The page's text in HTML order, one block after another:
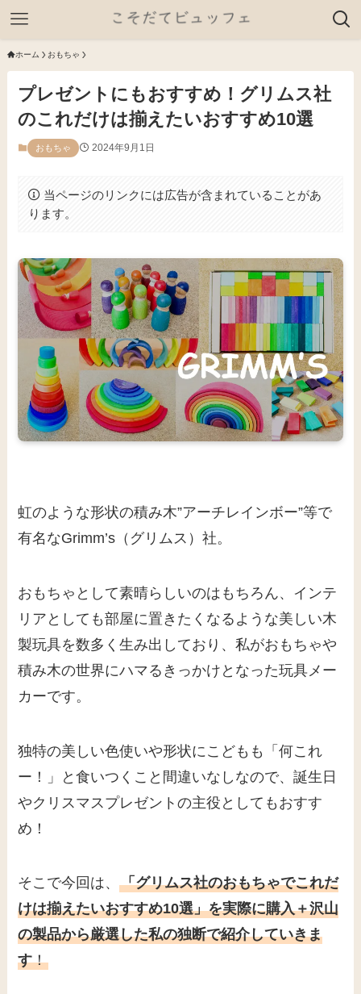
ホーム おもちゃ
プレゼントにもおすすめ！グリムス社
のこれだけは揃えたいおすすめ10選
おもちゃ 2024年9月1日
当ページのリンクには広告が含まれていることがあ
ります。
虹のような形状の積み木”アーチレインボー”等で
有名なGrimm’s（グリムス）社。
おもちゃとして素晴らしいのはもちろん、インテ
リアとしても部屋に置きたくなるような美しい木
製玩具を数多く生み出しており、私がおもちゃや
積み木の世界にハマるきっかけとなった玩具メー
カーです。
独特の美しい色使いや形状にこどもも「何これ
ー！」と食いつくこと間違いなしなので、誕生日
やクリスマスプレゼントの主役としてもおすす
め！
そこで今回は、「グリムス社のおもちゃでこれだ
けは揃えたいおすすめ10選」を実際に購入＋沢山
の製品から厳選した私の独断で紹介していきま
す！